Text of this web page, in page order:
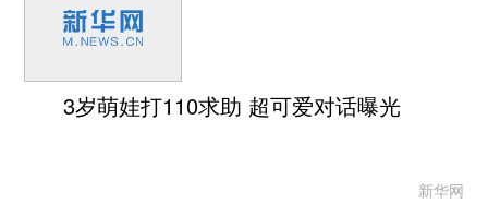
3岁萌娃打110求助 超可爱对话曝光
新华网